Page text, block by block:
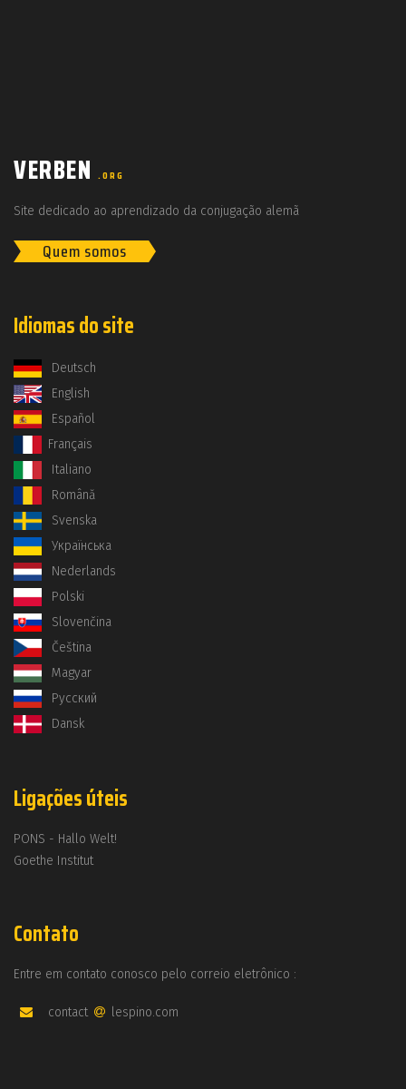
VERBEN .ORG
Site dedicado ao aprendizado da conjugação alemã
Quem somos
Idiomas do site
Deutsch
English
Español
Français
Italiano
Română
Svenska
Українська
Nederlands
Polski
Slovenčina
Čeština
Magyar
Русский
Dansk
Ligações úteis
PONS - Hallo Welt!
Goethe Institut
Contato
Entre em contato conosco pelo correio eletrônico :
contact lespino.com